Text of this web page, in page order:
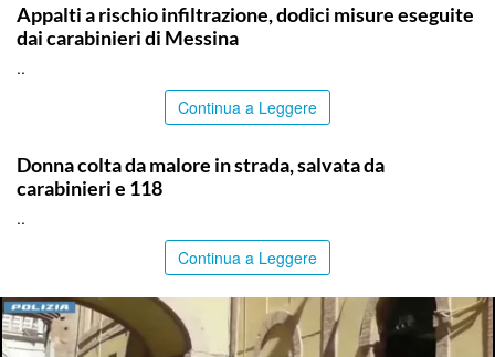
Appalti a rischio infiltrazione, dodici misure eseguite
dai carabinieri di Messina
..
Continua a Leggere
Donna colta da malore in strada, salvata da
carabinieri e 118
..
Continua a Leggere